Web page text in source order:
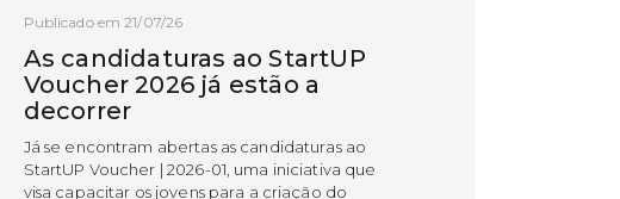
Publicado em 21/07/26
As candidaturas ao StartUP
Voucher 2026 já estão a
decorrer
Já se encontram abertas as candidaturas ao
StartUP Voucher | 2026-01, uma iniciativa que
visa capacitar os jovens para a criação do